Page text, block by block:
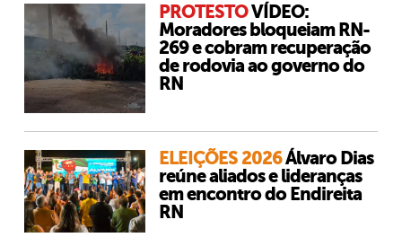
PROTESTOVÍDEO:
Moradores bloqueiam RN-
269 e cobram recuperação
de rodovia ao governo do
RN
ELEIÇÕES 2026Álvaro Dias
reúne aliados e lideranças
em encontro do Endireita
RN